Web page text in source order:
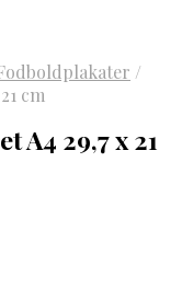
/
cm
A4 29,7 x 21